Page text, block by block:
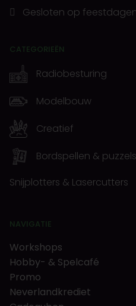
Gesloten op
CATEGORIEËN
Radiobesturing
Modelbouw
Creatief
Bordspellen & puzzels
Snijplotters & Lasercutters
NAVIGATIE
Workshops
Hobby- & Spelcafé
Promo
Neverlandkrediet